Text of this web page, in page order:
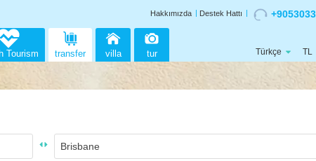
Hakkımızda Destek Hattı
transfer villa tur
Tourism Türkçe TL